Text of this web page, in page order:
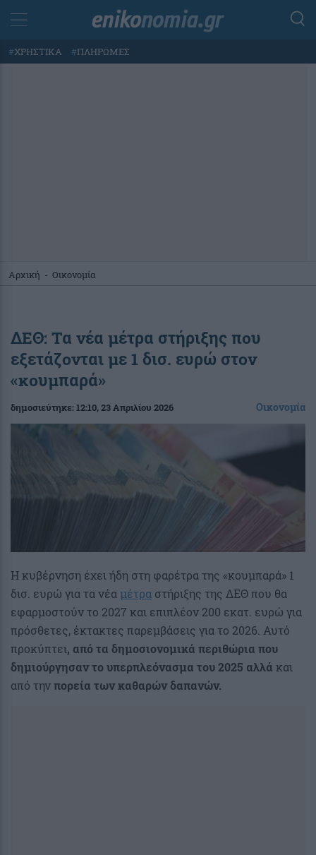
#ΧΡΗΣΤΙΚΑ #ΠΛΗΡΩΜΕΣ
Αρχική - Οικονομία
ΔΕΘ: Τα νέα μέτρα στήριξης που
εξετάζονται με 1 δισ. ευρώ στον
«κουμπαρά»
δημοσιεύτηκε:12:10, 23 Απριλίου 2026 Οικονομία
H κυβέρνηση έχει ήδη στη φαρέτρα της «κουμπαρά» 1
δισ. ευρώ για τα νέαμέτρα στήριξης της ΔΕΘ που θα
εφαρμοστούν το 2027 και επιπλέον 200 εκατ. ευρώ για
πρόσθετες, έκτακτες παρεμβάσεις για το 2026. Αυτό
προκύπτει, από τα δημοσιονομικά περιθώρια που
δημιούργησαν το υπερπλεόνασμα του 2025 αλλά και
από τηνπορεία των καθαρών δαπανών.